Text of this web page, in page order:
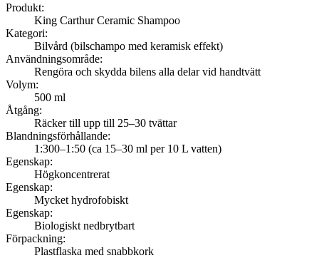
Produkt:
King Carthur Ceramic Shampoo
Kategori:
Bilvård (bilschampo med keramisk effekt)
Användningsområde:
Rengöra och skydda bilens alla delar vid handtvätt
Volym:
500 ml
Åtgång:
Räcker till upp till 25–30 tvättar
Blandningsförhållande:
1:300–1:50 (ca 15–30 ml per 10 L vatten)
Egenskap:
Högkoncentrerat
Egenskap:
Mycket hydrofobiskt
Egenskap:
Biologiskt nedbrytbart
Förpackning:
Plastflaska med snabbkork